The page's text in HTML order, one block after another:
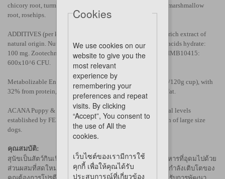
chicory root, turmeric, milk thistle, burdock root, lavender, marshmallow
root, rosehips.
ADDITIVES (per kg): Technological additives: tocopherol-rich extract of
natural origin. Nutritional additives: zinc chelate of amino acids hydrate:
100 mg. Zootechnical additives: Enterococcus faecium NCIMB10415:
600x10^6 CFU.
Metabolizable Energy is 3660 kcal/kg (439 kcal per 250ml/120g cup), with
32% from protein, 22% from carbohydrates, and 46% from fat.
ACANA Puppy & Junior is formulated to meet the nutritional levels
established by FEDIAF for All Life Stages, except for growth of large size
dogs.
คุณสมบัติ:
สุนัขเป็นสัตว์กินเนื้อโดยกำเนิด ได้รับการเลี้ยงดูมาเพื่ออาหารที่อุดมไปด้วย
ส่วนผสมที่สดใหม่จากสัตว์ทั้งตัวและหลากหลาย ลูกสุนัขที่กำลังเติบโตของ
คุณต้องการโปรตีนและไขมันจากโปรตีนจากสัตว์ เพื่อรองรับการพัฒนา
Cookies
We use cookies on our
website to give you the
most relevant
experience by
remembering your
preferences and repeat
visits. By clicking
“Accept”, You consent to
the use of All the
cookies.
เว็บไซต์ของเรามีการใช้
คุกกี้ เพื่อให้คุณได้รับ
ประสบการณ์ที่เกี่ยวข้อง